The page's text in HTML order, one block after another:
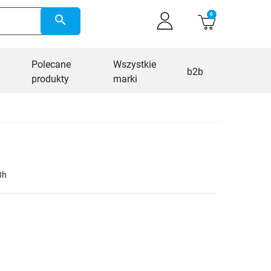
search 0
Polecane
produkty
Wszystkie
marki
b2b